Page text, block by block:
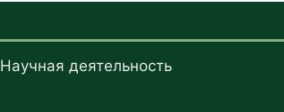
Научная деятельность